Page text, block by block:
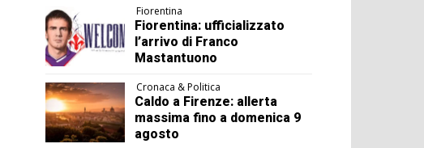
Fiorentina
Fiorentina: ufficializzato
l’arrivo di Franco
Mastantuono
Cronaca & Politica
Caldo a Firenze: allerta
massima fino a domenica 9
agosto